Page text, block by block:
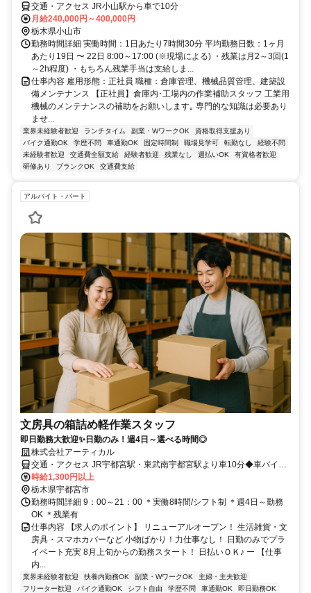
交通・アクセス JR小山駅から車で10分
月給240,000円～400,000円
栃木県小山市
勤務時間詳細 実働時間：1日あたり7時間30分 平均勤務日数：1ヶ月
あたり19日 〜 22日 8:00～17:00 (※現場による) ・残業は月2～3回(1
～2h程度) ・もちろん残業手当は支給しま...
仕事内容 雇用形態：正社員 職種：倉庫管理、機械品質管理、建築設
備メンテナンス 【正社員】倉庫内･工場内の作業補助スタッフ 工業用
機械のメンテナンスの補助をお願いします｡ 専門的な知識は必要あり
ませ...
業界未経験者歓迎 ランチタイム 副業・WワークOK
資格取得支援あり
バイク通勤OK
学歴不問 車通勤OK 固定時間制 職場見学可 転勤なし
経験不問
未経験者歓迎
交通費全額支給 経験者歓迎 残業なし 週払いOK
有資格者歓迎
研修あり
ブランクOK 交通費支給
アルバイト・パート
文房具の箱詰め軽作業スタッフ
即日勤務大歓迎✨日勤のみ！週4日～選べる時間◎
株式会社アーティカル
交通・アクセス JR宇都宮駅・東武南宇都宮駅より車10分◆車バイク
通勤可/ガソリン代支給◆交通費全額支給
時給1,300円以上
栃木県宇都宮市
勤務時間詳細 9：00～21：00 ＊実働8時間/シフト制 ＊週4日～勤務
OK ＊残業有
仕事内容 【求人のポイント】 リニューアルオープン！ 生活雑貨・文
房具・スマホカバーなど 小物ばかり！力仕事なし！ 日勤のみでプラ
イベート充実 8月上旬からの勤務スタート！ 日払いＯＫ♪ ー 【仕事
内...
業界未経験者歓迎 扶養内勤務OK 副業・WワークOK
主婦・主夫歓迎
フリーター歓迎
バイク通勤OK シフト自由 学歴不問 車通勤OK
即日勤務OK